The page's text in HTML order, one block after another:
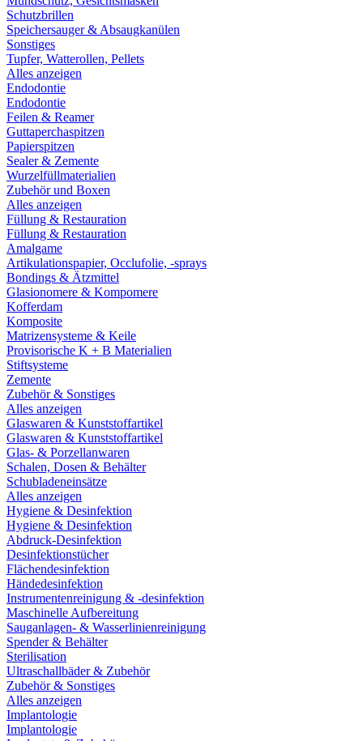
Schutzbrillen
Speichersauger & Absaugkanülen
Sonstiges
Tupfer, Watterollen, Pellets
Alles anzeigen
Endodontie
Endodontie
Feilen & Reamer
Guttaperchaspitzen
Papierspitzen
Sealer & Zemente
Wurzelfüllmaterialien
Zubehör und Boxen
Alles anzeigen
Füllung & Restauration
Füllung & Restauration
Amalgame
Artikulationspapier, Occlufolie, -sprays
Bondings & Ätzmittel
Glasionomere & Kompomere
Kofferdam
Komposite
Matrizensysteme & Keile
Provisorische K + B Materialien
Stiftsysteme
Zemente
Zubehör & Sonstiges
Alles anzeigen
Glaswaren & Kunststoffartikel
Glaswaren & Kunststoffartikel
Glas- & Porzellanwaren
Schalen, Dosen & Behälter
Schubladeneinsätze
Alles anzeigen
Hygiene & Desinfektion
Hygiene & Desinfektion
Abdruck-Desinfektion
Desinfektionstücher
Flächendesinfektion
Händedesinfektion
Instrumentenreinigung & -desinfektion
Maschinelle Aufbereitung
Sauganlagen- & Wasserlinienreinigung
Spender & Behälter
Sterilisation
Ultraschallbäder & Zubehör
Zubehör & Sonstiges
Alles anzeigen
Implantologie
Implantologie